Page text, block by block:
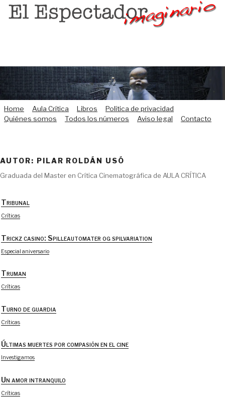
Saltar
Home Aula Crítica Libros
Política de privacidad
Quiénes somos
Todos los números Aviso legal Contacto
AUTOR: PILAR ROLDÁN USÓ
Graduada del Master en Crítica Cinematográfica de AULA CRÍTICA
Tribunal
Críticas
Trickz casino: Spilleautomater og spilvariation
Especial aniversario
Truman
Críticas
Turno de guardia
Críticas
Últimas muertes por compasión en el cine
Investigamos
Un amor intranquilo
Críticas